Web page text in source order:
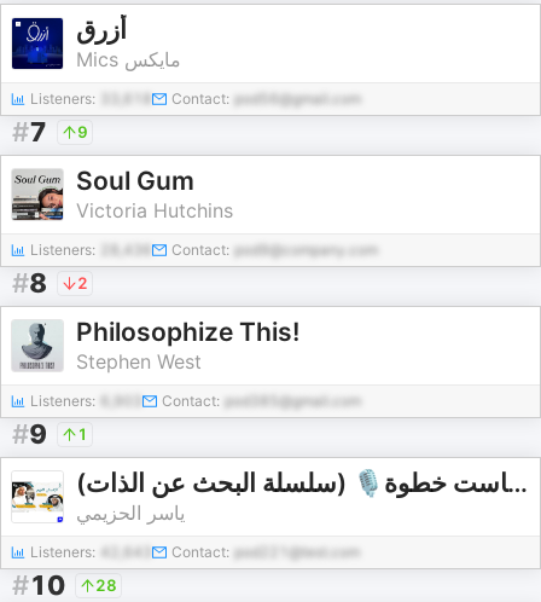
أزرق
Mics مايكس
Listeners: Contact: pod56@gmail.com
#7 9
Soul Gum
Victoria Hutchins
Listeners: 28,436 Contact: pod9@company.com
#8 2
Philosophize This!
Stephen West
Listeners: Contact: pod385@gmail.com
#9 1
(سلسلة البحث عن الذات) 🎙بودكاست خطوة
ياسر الحزيمي
Listeners: 42,643 Contact: pod221@test.com
#10 28